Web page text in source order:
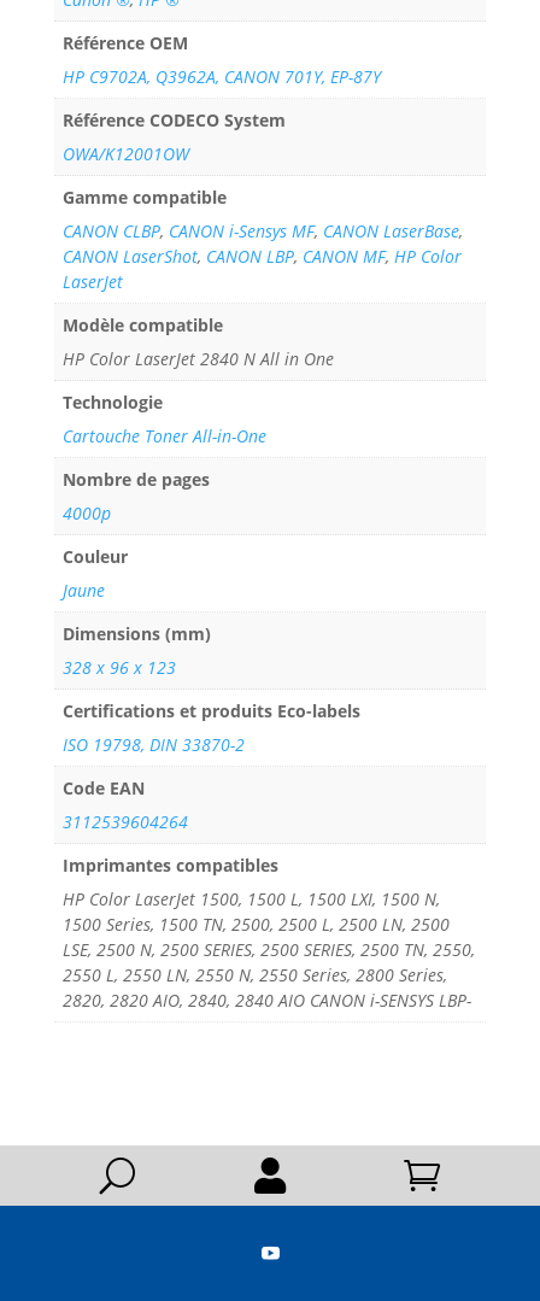
Référence OEM
HP C9702A, Q3962A, CANON 701Y, EP-87Y
Référence CODECO System
OWA/K12001OW
Gamme compatible
CANON CLBP, CANON i-Sensys MF, CANON LaserBase,
CANON LaserShot, CANON LBP, CANON MF, HP Color
LaserJet
Modèle compatible
HP Color LaserJet 2840 N All in One
Technologie
Cartouche Toner All-in-One
Nombre de pages
4000p
Couleur
Jaune
Dimensions (mm)
328 x 96 x 123
Certifications et produits Eco-labels
ISO 19798, DIN 33870-2
Code EAN
3112539604264
Imprimantes compatibles
HP Color LaserJet 1500, 1500 L, 1500 LXI, 1500 N,
1500 Series, 1500 TN, 2500, 2500 L, 2500 LN, 2500
LSE, 2500 N, 2500 SERIES, 2500 SERIES, 2500 TN, 2550,
2550 L, 2550 LN, 2550 N, 2550 Series, 2800 Series,
2820, 2820 AIO, 2840, 2840 AIO CANON i-SENSYS LBP-
U  
